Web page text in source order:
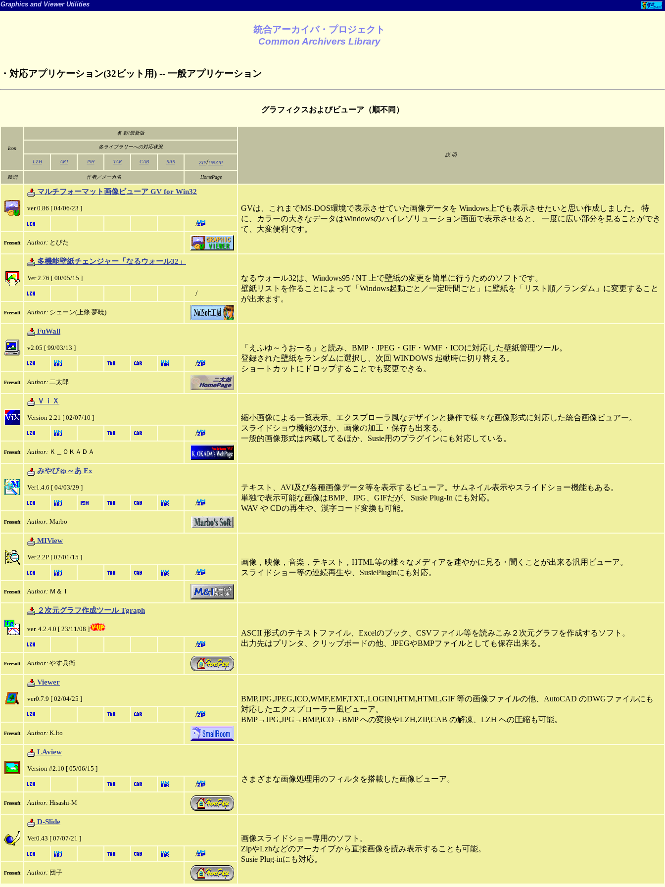
Graphics and Viewer Utilities
統合アーカイバ・プロジェクト
Common Archivers Library
・対応アプリケーション(32ビット用) -- 一般アプリケーション
グラフィクスおよびビューア（順不同）
Icon
名 称/最新版
説 明
各ライブラリーへの対応状況
LZH ARJ ISH TAR CAB RAR ZIP/UNZIP
種別 作者／メーカ名 HomePage
マルチフォーマット画像ビューア GV for Win32
ver 0.86 [ 04/06/23 ]
GVは、これまでMS-DOS環境で表示させていた画像データを Windows上でも表示させたいと思い作成しました。 特
に、カラーの大きなデータはWindowsのハイレゾリューション画面で表示させると、 一度に広い部分を見ることができ
て、大変便利です。
/
Freesoft Author: とびた
多機能壁紙チェンジャー「なるウォール32」
Ver 2.76 [ 00/05/15 ]
なるウォール32は、Windows95 / NT 上で壁紙の変更を簡単に行うためのソフトです。
壁紙リストを作ることによって「Windows起動ごと／一定時間ごと」に壁紙を「リスト順／ランダム」に変更すること
が出来ます。
/
Freesoft Author: シェーン(上條 夢暁)
FuWall
v2.05 [ 99/03/13 ]
「えふゆ～うおーる」と読み、BMP・JPEG・GIF・WMF・ICOに対応した壁紙管理ツール。
登録された壁紙をランダムに選択し、次回 WINDOWS 起動時に切り替える。
ショートカットにドロップすることでも変更できる。
/
Freesoft Author: 二太郎
ＶｉＸ
Version 2.21 [ 02/07/10 ]
縮小画像による一覧表示、エクスプローラ風なデザインと操作で様々な画像形式に対応した統合画像ビュアー。
スライドショウ機能のほか、画像の加工・保存も出来る。
一般的画像形式は内蔵してるほか、Susie用のプラグインにも対応している。
/
Freesoft Author: Ｋ＿ＯＫＡＤＡ
みやびゅ～あ Ex
Ver1.4.6 [ 04/03/29 ]
テキスト、AVI及び各種画像データ等を表示するビューア。サムネイル表示やスライドショー機能もある。
単独で表示可能な画像はBMP、JPG、GIFだが、Susie Plug-In にも対応。
WAV や CDの再生や、漢字コード変換も可能。
/
Freesoft Author: Marbo
MIView
Ver.2.2P [ 02/01/15 ]
画像，映像，音楽，テキスト，HTML等の様々なメディアを速やかに見る・聞くことが出来る汎用ビューア。
スライドショー等の連続再生や、SusiePluginにも対応。
/
Freesoft Author: Ｍ＆Ｉ
２次元グラフ作成ツール Tgraph
ver. 4.2.4.0 [ 23/11/08 ]
ASCII 形式のテキストファイル、Excelのブック、CSVファイル等を読みこみ２次元グラフを作成するソフト。
出力先はプリンタ、クリップボードの他、JPEGやBMPファイルとしても保存出来る。
/
Freesoft Author: やす兵衛
Viewer
ver0.7.9 [ 02/04/25 ]
BMP,JPG,JPEG,ICO,WMF,EMF,TXT,,LOGINI,HTM,HTML,GIF 等の画像ファイルの他、AutoCAD のDWGファイルにも
対応したエクスプローラー風ビューア。
BMP→JPG,JPG→BMP,ICO→BMP への変換やLZH,ZIP,CAB の解凍、LZH への圧縮も可能。
/
Freesoft Author: K.Ito
LAview
Version #2.10 [ 05/06/15 ]
さまざまな画像処理用のフィルタを搭載した画像ビューア。
/
Freesoft Author: Hisashi-M
D-Slide
Ver0.43 [ 07/07/21 ]
画像スライドショー専用のソフト。
ZipやLzhなどのアーカイブから直接画像を読み表示することも可能。
Susie Plug-inにも対応。
/
Freesoft Author: 団子